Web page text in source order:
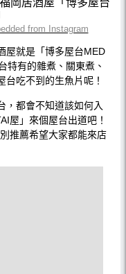
from Instagram
屋就是「博多屋台MED
特有的雜煮、關東煮、
吃不到的生魚片呢！
，都會不知道該如何入
屋」來個屋台出道吧！
推薦希望大家都能來店